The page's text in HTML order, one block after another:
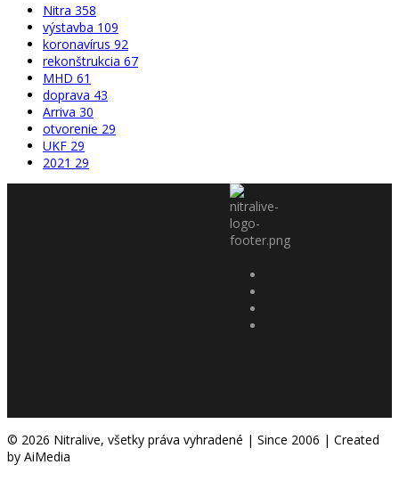
Nitra 358
výstavba 109
koronavírus 92
rekonštrukcia 67
MHD 61
doprava 43
Arriva 30
otvorenie 29
UKF 29
2021 29
© 2026 Nitralive, všetky práva vyhradené | Since 2006 | Created
by AiMedia